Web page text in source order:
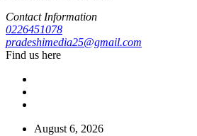
Contact Information
0226451078
pradeshimedia25@gmail.com
Find us here
August 6, 2026